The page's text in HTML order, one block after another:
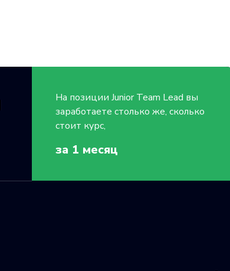
На позиции JuniorTeam Lead вы
заработаете столько же, сколько
стоит курс,
за 1 месяц